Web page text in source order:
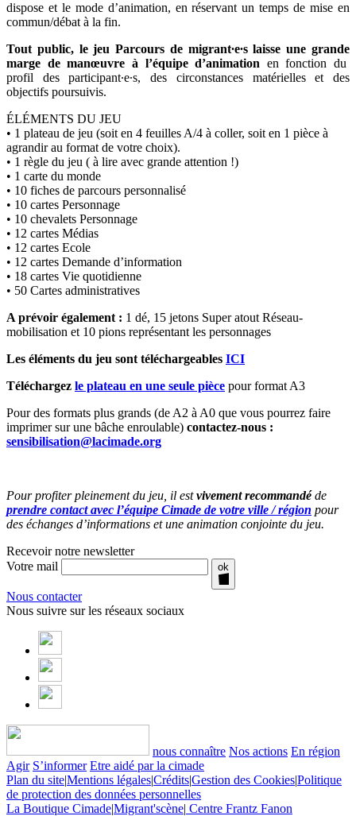
dispose et le mode d’animation, en réservant un temps de mise en
commun/débat à la fin.
Tout public, le jeu Parcours de migrant∙e∙s laisse une grande
marge de manœuvre à l’équipe d’animation en fonction du
profil des participant∙e∙s, des circonstances matérielles et des
objectifs poursuivis.
ÉLÉMENTS DU JEU
• 1 plateau de jeu (soit en 4 feuilles A/4 à coller, soit en 1 pièce à
agrandir au format de votre choix).
• 1 règle du jeu ( à lire avec grande attention !)
• 1 carte du monde
• 10 fiches de parcours personnalisé
• 10 cartes Personnage
• 10 chevalets Personnage
• 12 cartes Médias
• 12 cartes Ecole
• 12 cartes Demande d’information
• 18 cartes Vie quotidienne
• 50 Cartes administratives
A prévoir également : 1 dé, 15 jetons Super atout Réseau-
mobilisation et 10 pions représentant les personnages
Les éléments du jeu sont téléchargeables ICI
Téléchargez le plateau en une seule pièce pour format A3
Pour des formats plus grands (de A2 à A0 que vous pourrez faire
imprimer sur une bâche enroulable) contactez-nous :
sensibilisation@lacimade.org
Pour profiter pleinement du jeu, il estvivement recommandéde
prendre contact avec l’équipe Cimade de votre ville / région pour
des échanges d’informations et une animation conjointe du jeu.
Recevoir notre newsletter
Votre mail
ok
Nous contacter
Nous suivre sur les réseaux sociaux
nous connaître Nos actions En région
Agir S’informer Etre aidé par la cimade
Plan du site|Mentions légales|Crédits|Gestion des Cookies|Politique
de protection des données personnelles
La Boutique Cimade|Migrant'scène| Centre Frantz Fanon